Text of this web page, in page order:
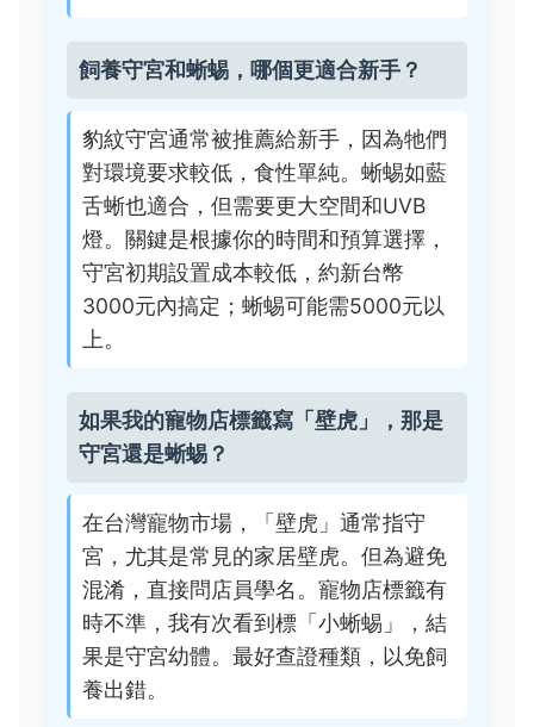
飼養守宮和蜥蜴，哪個更適合新手？
豹紋守宮通常被推薦給新手，因為牠們
對環境要求較低，食性單純。蜥蜴如藍
舌蜥也適合，但需要更大空間和UVB
燈。關鍵是根據你的時間和預算選擇，
守宮初期設置成本較低，約新台幣
3000元內搞定；蜥蜴可能需5000元以
上。
如果我的寵物店標籤寫「壁虎」，那是
守宮還是蜥蜴？
在台灣寵物市場，「壁虎」通常指守
宮，尤其是常見的家居壁虎。但為避免
混淆，直接問店員學名。寵物店標籤有
時不準，我有次看到標「小蜥蜴」，結
果是守宮幼體。最好查證種類，以免飼
養出錯。